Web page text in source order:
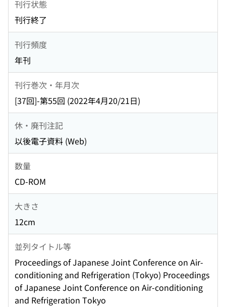
刊行状態
刊行終了
刊行頻度
年刊
刊行巻次・年月次
[37回]-第55回 (2022年4月20/21日)
休・廃刊注記
以後電子資料 (Web)
数量
CD-ROM
大きさ
12cm
並列タイトル等
Proceedings of Japanese Joint Conference on Air-
conditioning and Refrigeration (Tokyo) Proceedings
of Japanese Joint Conference on Air-conditioning
and Refrigeration Tokyo